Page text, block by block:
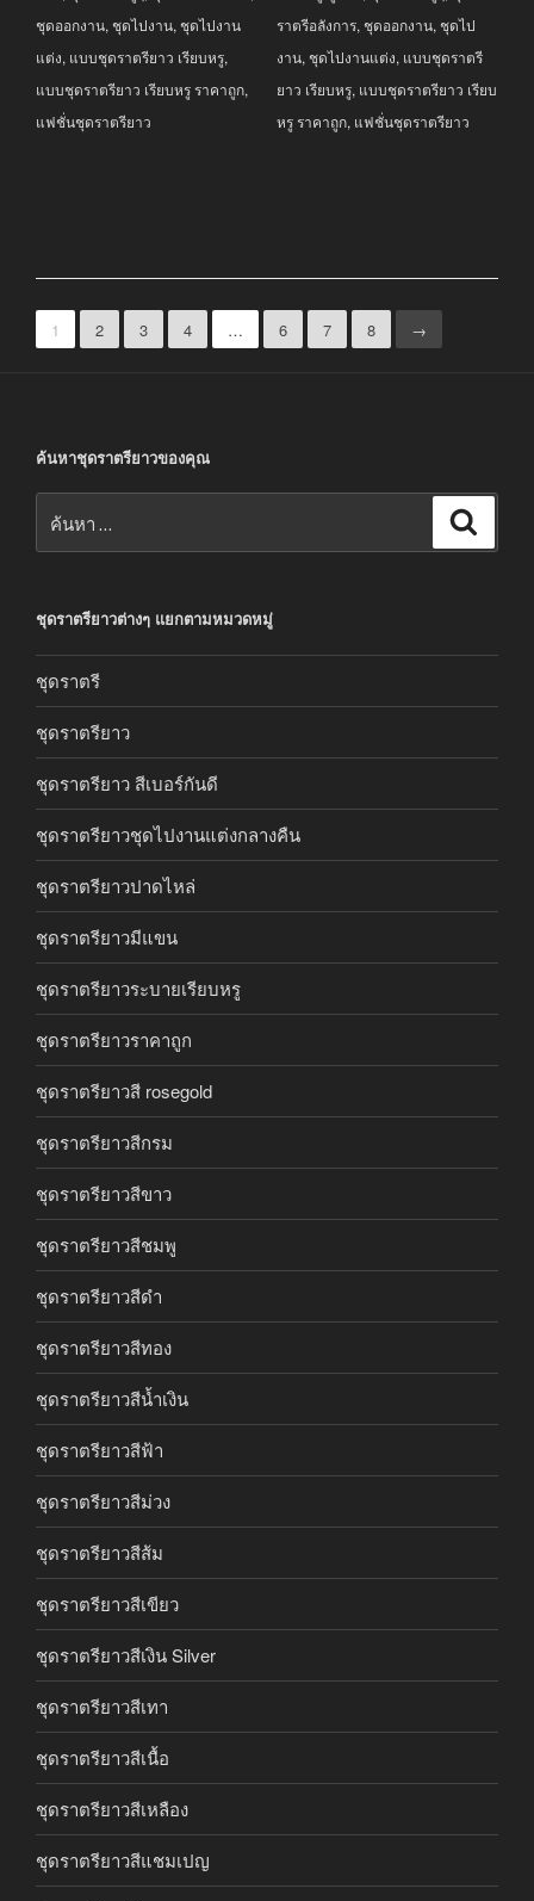
ชุดออกงาน, ชุดไปงาน, ชุดไปงาน
แต่ง, แบบชุดราตรียาว เรียบหรู,
แบบชุดราตรียาว เรียบหรู ราคาถูก,
แฟชั่นชุดราตรียาว
ราตรีอลังการ, ชุดออกงาน, ชุดไป
งาน, ชุดไปงานแต่ง, แบบชุดราตรี
ยาว เรียบหรู, แบบชุดราตรียาว เรียบ
หรู ราคาถูก, แฟชั่นชุดราตรียาว
1 2 3 4 … 6 7 8 →
ค้นหาชุดราตรียาวของคุณ
ชุดราตรียาวต่างๆ แยกตามหมวดหมู่
ชุดราตรี
ชุดราตรียาว
ชุดราตรียาว สีเบอร์กันดี
ชุดราตรียาวชุดไปงานแต่งกลางคืน
ชุดราตรียาวปาดไหล่
ชุดราตรียาวมีแขน
ชุดราตรียาวระบายเรียบหรู
ชุดราตรียาวราคาถูก
ชุดราตรียาวสี rosegold
ชุดราตรียาวสีกรม
ชุดราตรียาวสีขาว
ชุดราตรียาวสีชมพู
ชุดราตรียาวสีดำ
ชุดราตรียาวสีทอง
ชุดราตรียาวสีน้ำเงิน
ชุดราตรียาวสีฟ้า
ชุดราตรียาวสีม่วง
ชุดราตรียาวสีส้ม
ชุดราตรียาวสีเขียว
ชุดราตรียาวสีเงิน Silver
ชุดราตรียาวสีเทา
ชุดราตรียาวสีเนื้อ
ชุดราตรียาวสีเหลือง
ชุดราตรียาวสีแชมเปญ